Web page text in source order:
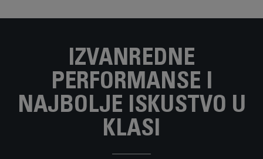
IZVANREDNE
PERFORMANSE I
NAJBOLJE ISKUSTVO U
KLASI